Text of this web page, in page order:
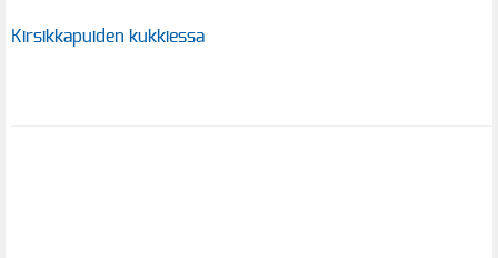
Kirsikkapuiden kukkiessa